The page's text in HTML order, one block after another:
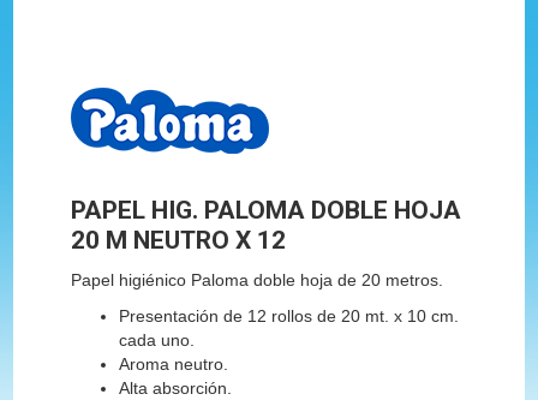
PAPEL HIG. PALOMA DOBLE HOJA
20 M NEUTRO X 12
Papel higiénico Paloma doble hoja de 20 metros.
Presentación de 12 rollos de 20 mt. x 10 cm.
cada uno.
Aroma neutro.
Alta absorción.